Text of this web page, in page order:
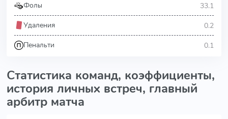
Фолы 33.1
Удаления 0.2
Пенальти 0.1
Статистика команд, коэффициенты,
история личных встреч, главный
арбитр матча